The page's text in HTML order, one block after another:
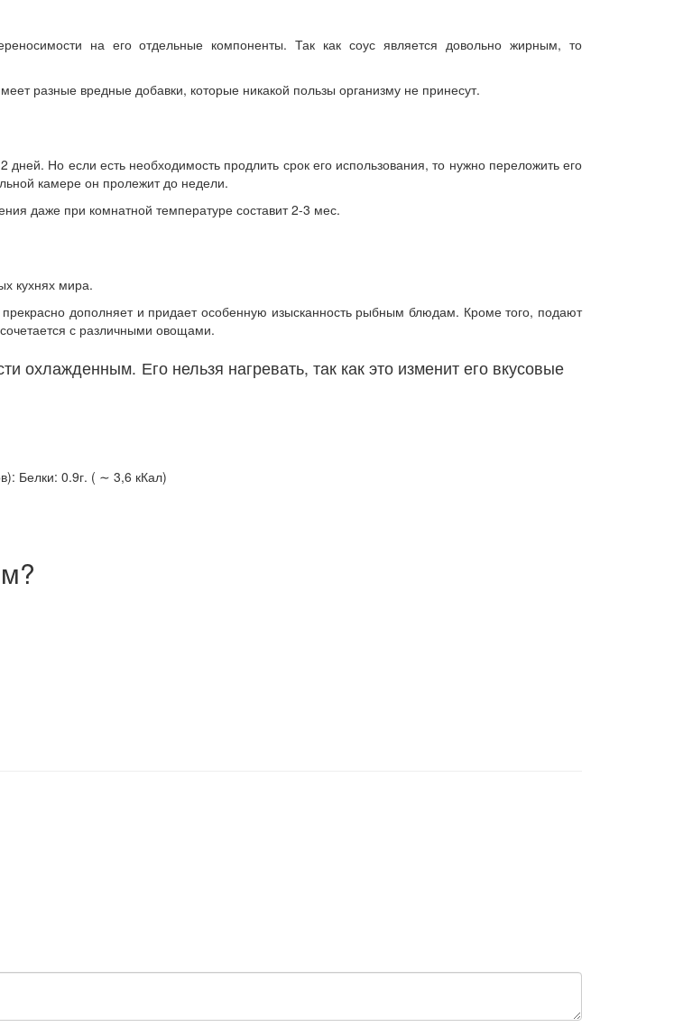
на его отдельные компоненты. Так как соус является довольно жирным, то
разные вредные добавки, которые никакой пользы организму не принесут.
Но если есть необходимость продлить срок его использования, то нужно переложить его
камере он пролежит до недели.
даже при комнатной температуре составит 2-3 мес.
кухнях мира.
дополняет и придает особенную изысканность рыбным блюдам. Кроме того, подают
с различными овощами.
охлажденным. Его нельзя нагревать, так как это изменит его вкусовые
Белки: 0.9г. ( ∼ 3,6 кКал)